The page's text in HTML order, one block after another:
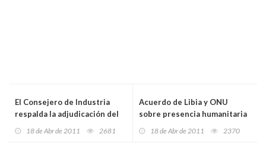
El Consejero de Industria
respalda la adjudicación del
18 de Abr de 2011 2681
Acuerdo de Libia y ONU
sobre presencia humanitaria
18 de Abr de 2011 2370